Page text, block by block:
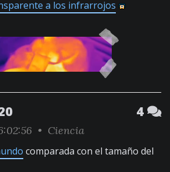
a los infrarrojos
4
• Ciencia
comparada con el tamaño del